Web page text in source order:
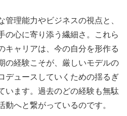
理能力やビジネスの視点と、
の心に寄り添う繊細さ。これら
キャリアは、今の自分を形作る
の経験こそが、厳しいモデルの
デュースしていくための揺るぎ
います。過去のどの経験も無駄
動へと繋がっているのです。